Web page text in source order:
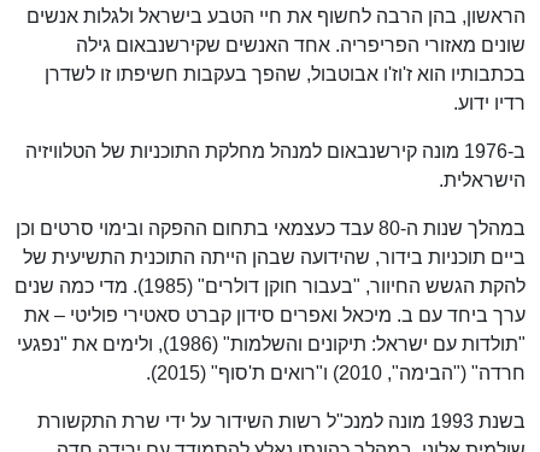
הראשון, בהן הרבה לחשוף את חיי הטבע בישראל ולגלות אנשים
שונים מאזורי הפריפריה. אחד האנשים שקירשנבאום גילה
בכתבותיו הוא ז'וז'ו אבוטבול, שהפך בעקבות חשיפתו זו לשדרן
רדיו ידוע.
ב-1976 מונה קירשנבאום למנהל מחלקת התוכניות של הטלוויזיה
הישראלית.
במהלך שנות ה-80 עבד כעצמאי בתחום ההפקה ובימוי סרטים וכן
ביים תוכניות בידור, שהידועה שבהן הייתה התוכנית התשיעית של
להקת הגשש החיוור, "בעבור חוקן דולרים" (1985). מדי כמה שנים
ערך ביחד עם ב. מיכאל ואפרים סידון קברט סאטירי פוליטי – את
"תולדות עם ישראל: תיקונים והשלמות" (1986), ולימים את "נפגעי
חרדה" ("הבימה", 2010) ו"רואים ת'סוף" (2015).
בשנת 1993 מונה למנכ"ל רשות השידור על ידי שרת התקשורת